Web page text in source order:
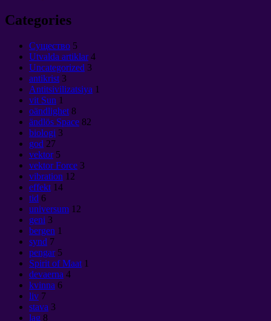
Categories
Cущество 5
Utvalda artiklar 4
Uncategorized 3
antikrist 3
Antitsivilizatsiya 1
vit Sun 1
oändlighet 8
ändlös Space 82
biologi 3
god 27
vektor 5
vektor Force 3
vibration 12
effekt 14
tid 6
universum 12
geni 3
bergen 1
synd 7
pengar 5
Spirit of Maat 1
devaerna 4
kvinna 6
liv 7
stava 3
lag 8